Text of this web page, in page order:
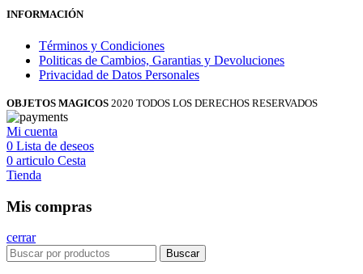
INFORMACIÓN
Términos y Condiciones
Politicas de Cambios, Garantias y Devoluciones
Privacidad de Datos Personales
OBJETOS MAGICOS 2020 TODOS LOS DERECHOS RESERVADOS
Mi cuenta
0 Lista de deseos
0 articulo Cesta
Tienda
Mis compras
cerrar
Buscar